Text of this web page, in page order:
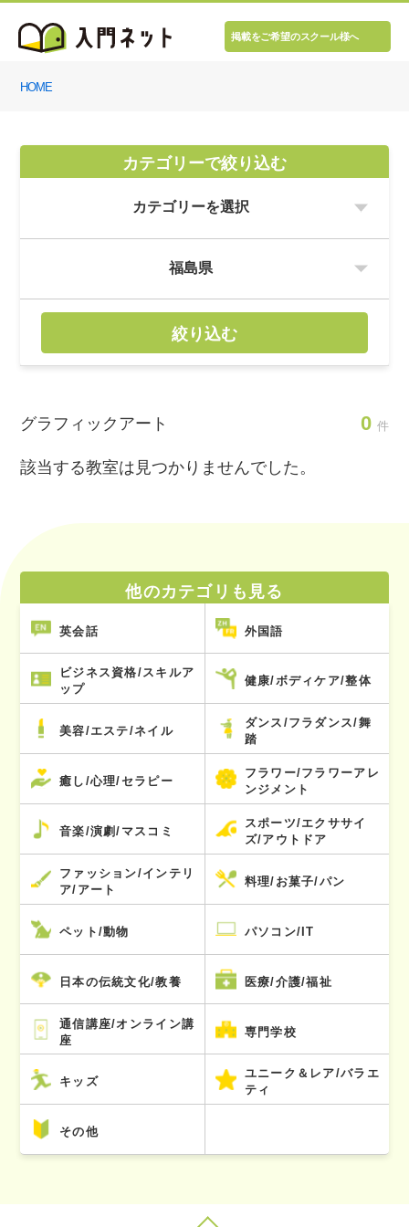
掲載をご希望のスクール様へ
HOME
カテゴリーで絞り込む
絞り込む
グラフィックアート 0 件
該当する教室は見つかりませんでした。
他のカテゴリも見る
英会話 外国語
ビジネス資格/スキルア
ップ
健康/ボディケア/整体
美容/エステ/ネイル
ダンス/フラダンス/舞
踏
癒し/心理/セラピー
フラワー/フラワーアレ
ンジメント
音楽/演劇/マスコミ
スポーツ/エクササイ
ズ/アウトドア
ファッション/インテリ
ア/アート
料理/お菓子/パン
ペット/動物 パソコン/IT
日本の伝統文化/教養 医療/介護/福祉
通信講座/オンライン講
座
専門学校
キッズ
ユニーク＆レア/バラエ
ティ
その他